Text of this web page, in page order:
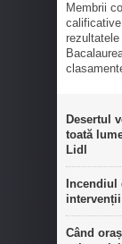
Membrii
Desertul
toată
Lidl
intervenții
Când